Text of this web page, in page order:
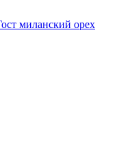
миланский орех